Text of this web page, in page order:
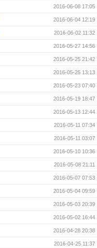
2016-06-08 17:05
2016-06-04 12:19
2016-06-02 11:32
2016-05-27 14:56
2016-05-25 21:42
2016-05-25 13:13
2016-05-23 07:40
2016-05-19 18:47
2016-05-13 12:44
2016-05-11 07:34
2016-05-11 03:07
2016-05-10 10:36
2016-05-08 21:11
2016-05-07 07:53
2016-05-04 09:59
2016-05-03 20:39
2016-05-02 16:44
2016-04-28 20:38
2016-04-25 11:37